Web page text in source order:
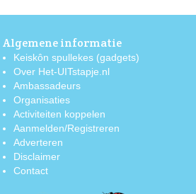
Algemene informatie
Keiskôn spullekes (gadgets)
Over Het-UITstapje.nl
Ambassadeurs
Organisaties
Activiteiten koppelen
Aanmelden/Registreren
Adverteren
Disclaimer
Contact